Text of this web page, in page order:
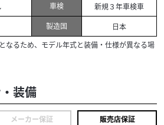
車検
新規３年車検車
製造国
日本
なるため、モデル年式と装備・仕様が異なる場
装備
メーカー保証 販売店保証